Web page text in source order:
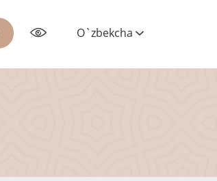
O`zbekcha